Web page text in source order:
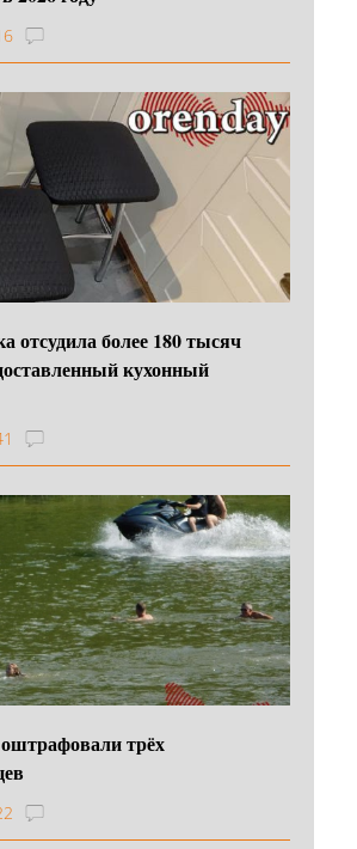
отсудила более 180 тысяч
кухонный
трёх